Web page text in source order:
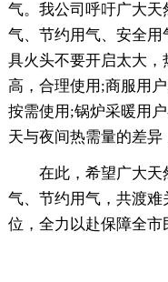
气。我公司呼吁广大天
气、节约用气、安全
具火头不要开启太大
高，合理使用;商服用
按需使用;锅炉采暖用
天与夜间热需量的差异
在此，希望广大天
气、节约用气，共渡
位，全力以赴保障全市